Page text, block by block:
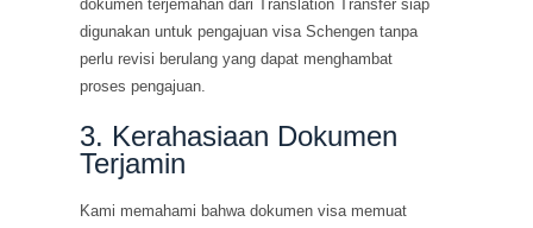
dokumen terjemahan dari Translation Transfer siap
digunakan untuk pengajuan visa Schengen tanpa
perlu revisi berulang yang dapat menghambat
proses pengajuan.
3. Kerahasiaan Dokumen
Terjamin
Kami memahami bahwa dokumen visa memuat